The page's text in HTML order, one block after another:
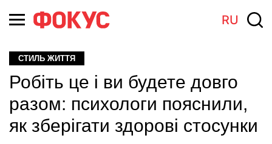
RU
СТИЛЬ ЖИТТЯ
Робіть це і ви будете довго
разом: психологи пояснили,
як зберігати здорові стосунки